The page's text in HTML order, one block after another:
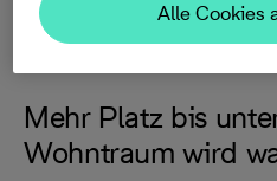
Beschreibung
Mehr Platz bis
Wohntraum wird
Alle Cookies